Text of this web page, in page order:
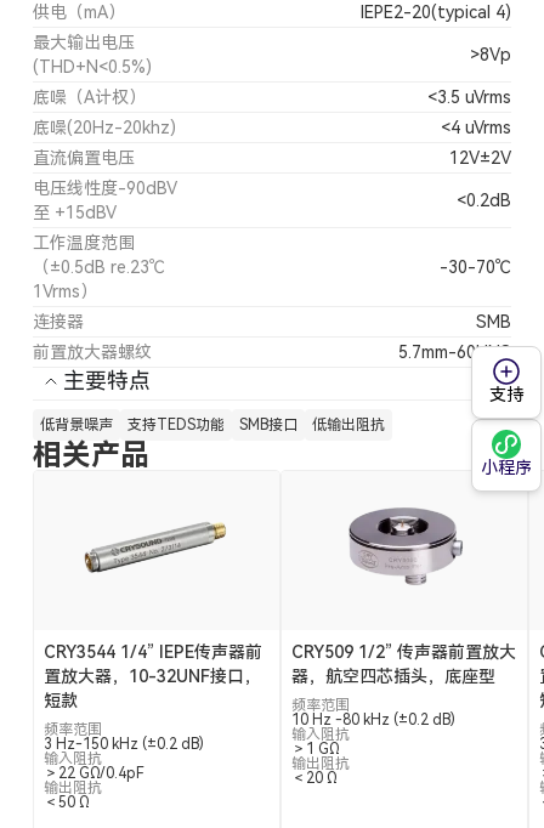
供电（mA）
IEPE2-20(typical 4)
最大输出电压
(THD+N<0.5%)
>8Vp
底噪（A计权）
<3.5 uVrms
底噪(20Hz-20khz)
<4 uVrms
直流偏置电压
12V±2V
电压线性度-90dBV
至 +15dBV
<0.2dB
工作温度范围
（±0.5dB re.23℃
1Vrms）
-30-70℃
连接器
SMB
前置放大器螺纹
5.7mm-60UNS
主要特点
低背景噪声 支持TEDS功能 SMB接口 低输出阻抗
相关产品
CRY3544 1/4” IEPE传声器前
置放大器，10-32UNF接口，
短款
频率范围
3 Hz-150 kHz (±0.2 dB)
输入阻抗
＞22 GΩ/0.4pF
输出阻抗
＜50 Ω
CRY509 1/2” 传声器前置放大
器，航空四芯插头，底座型
频率范围
10 Hz -80 kHz (±0.2 dB)
输入阻抗
＞1 GΩ
输出阻抗
＜20 Ω
支持
小程序